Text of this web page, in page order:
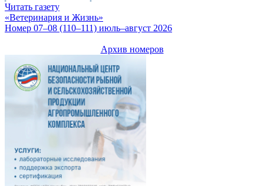
Читать газету
«Ветеринария и Жизнь»
Номер 07–08 (110–111) июль–август 2026
Архив номеров